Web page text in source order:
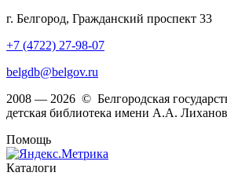
г. Белгород, Гражданский проспект 33
+7 (4722) 27-98-07
belgdb@belgov.ru
2008 — 2026 © Белгородская
детская библиотека имени А.А.
Помощь
Каталоги